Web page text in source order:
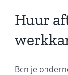
Huur
Ben je